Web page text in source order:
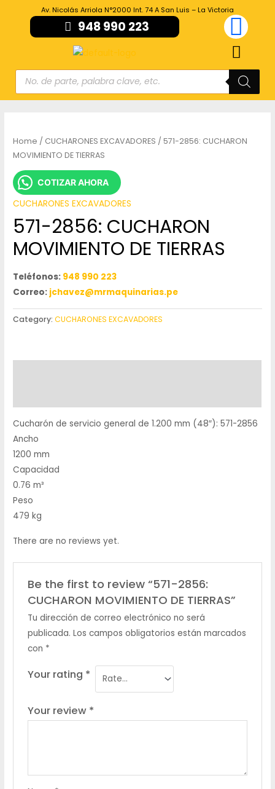
Av. Nicolás Arriola N°2000 Int. 74 A San Luis – La Victoria
948 990 223
Home / CUCHARONES EXCAVADORES / 571-2856: CUCHARON
MOVIMIENTO DE TIERRAS
COTIZAR AHORA
CUCHARONES EXCAVADORES
571-2856: CUCHARON
MOVIMIENTO DE TIERRAS
Teléfonos: 948 990 223
Correo: jchavez@mrmaquinarias.pe
Category:CUCHARONES EXCAVADORES
Cucharón de servicio general de 1.200 mm (48″): 571-2856
Ancho
1200 mm
Capacidad
0.76 m³
Peso
479 kg
There are no reviews yet.
Be the first to review “571-2856:
CUCHARON MOVIMIENTO DE TIERRAS”
Tu dirección de correo electrónico no será
publicada. Los campos obligatorios están marcados
con *
Your rating *
Your review *